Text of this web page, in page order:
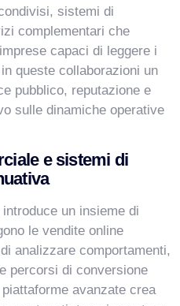
sistemi di
complementari che
capaci di leggere i
queste collaborazioni un
pubblico, reputazione e
sulle dinamiche operative
e sistemi di
un insieme di
le vendite online
analizzare comportamenti,
percorsi di conversione
avanzate crea